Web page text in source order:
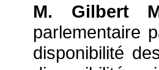
M. Gilbert
parlementaire
disponibilité